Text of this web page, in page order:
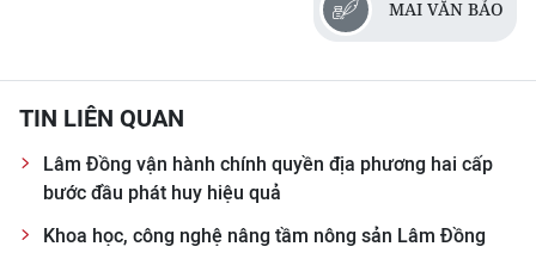
MAI VĂN BẢO
TIN LIÊN QUAN
Lâm Đồng vận hành chính quyền địa phương hai cấp
bước đầu phát huy hiệu quả
Khoa học, công nghệ nâng tầm nông sản Lâm Đồng